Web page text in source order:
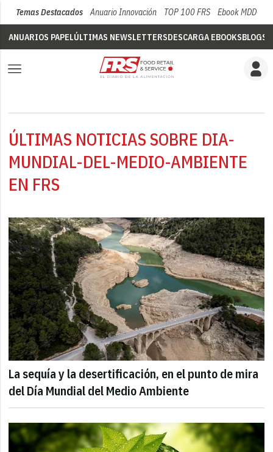
Temas Destacados Anuario Innovación TOP 100 FRS Ebook MDD
ANUARIOS PAPELÚLTIMAS NEWSLETTERSDESCARGA EBOOKSBLOGS
ÚLTIMAS NOTICIAS SOBRE DIA-
MUNDIAL-DEL-MEDIO-AMBIENTE
EN FRS
La sequía y la desertificación, en el punto de mira
del Día Mundial del Medio Ambiente